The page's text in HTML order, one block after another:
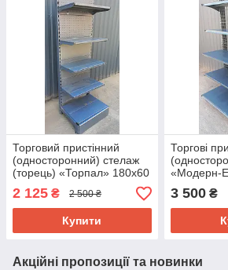
Торговий пристінний
(односторонний) стелаж
(торець) «Торпал» 180х60
см., RAL-7024, Б/у
2 125 ₴ 2 500 ₴
Купити
Торгові
«Модерн-
см.,
3 500₴
Акційні пропозиції та новинки